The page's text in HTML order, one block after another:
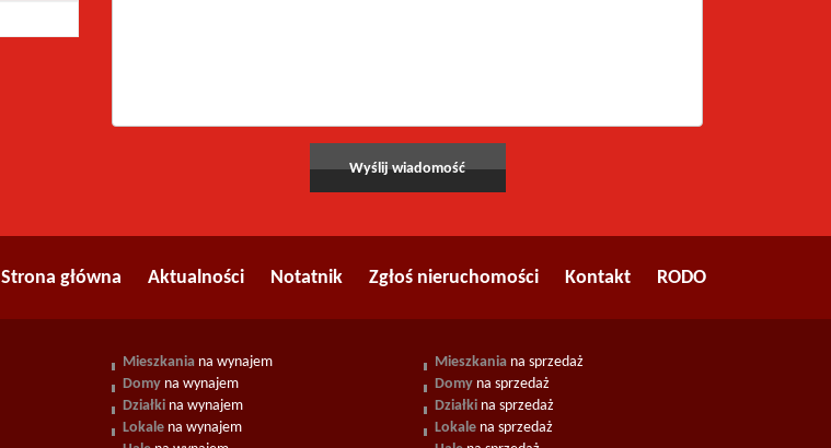
Strona główna Aktualności Notatnik Zgłoś nieruchomości Kontakt RODO
Mieszkania na wynajem
Domy na wynajem
Działki na wynajem
Lokale na wynajem
Mieszkania na sprzedaż
Domy na sprzedaż
Działki na sprzedaż
Lokale na sprzedaż